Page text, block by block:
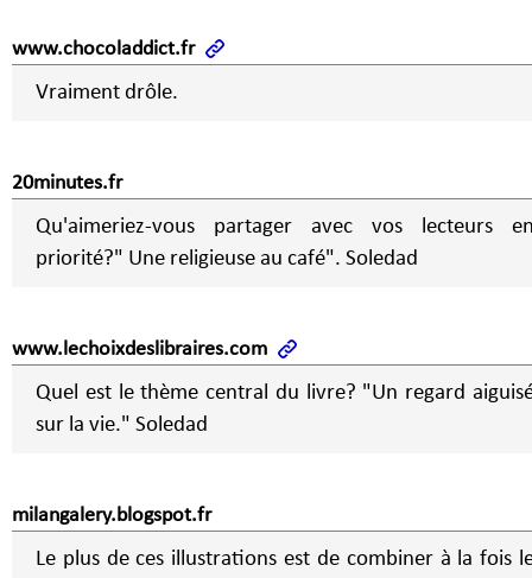
www.chocoladdict.fr
Vraiment drôle.
20minutes.fr
Qu'aimeriez-vous partager avec vos lecteurs
priorité?" Une religieuse au café". Soledad
www.lechoixdeslibraires.com
Quel est le thème central du livre? "Un regard
sur la vie." Soledad
milangalery.blogspot.fr
Le plus de ces illustrations est de combiner à la fois